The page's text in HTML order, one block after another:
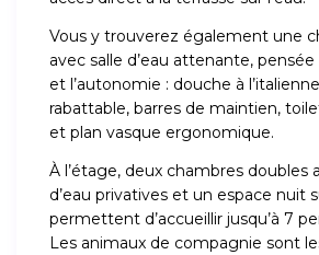
Vous y trouverez également une
avec salle d’eau attenante,
et l’autonomie : douche à
rabattable, barres de maintien,
et plan vasque ergonomique.
À l’étage, deux chambres doubles
d’eau privatives et un espace nuit
permettent d’accueillir jusqu’à 7
Les animaux de compagnie sont